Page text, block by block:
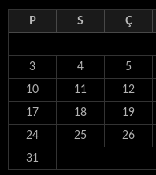
P S Ç
3 4 5
10 11 12
17 18 19
24 25 26
31